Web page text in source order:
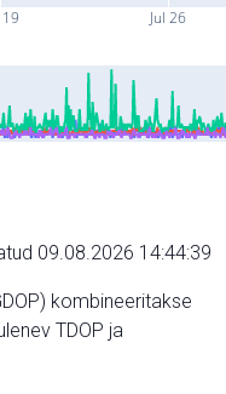
19 Jul 26
09.08.2026 14:44:39
kombineeritakse
TDOP ja